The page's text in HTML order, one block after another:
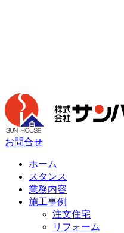
お問合せ
ホーム
スタンス
業務内容
施工事例
注文住宅
リフォーム